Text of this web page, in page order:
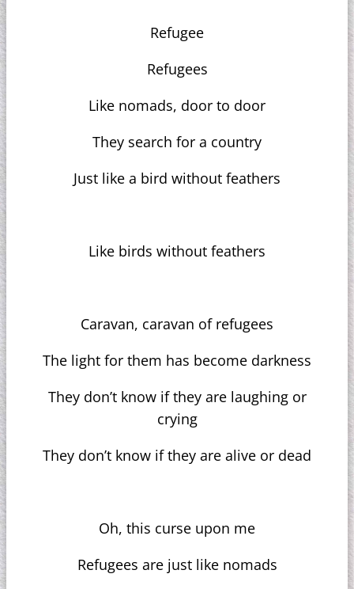
Refugee
Refugees
Like nomads, door to door
They search for a country
Just like a bird without feathers
Like birds without feathers
Caravan, caravan of refugees
The light for them has become darkness
They don’t know if they are laughing or
crying
They don’t know if they are alive or dead
Oh, this curse upon me
Refugees are just like nomads